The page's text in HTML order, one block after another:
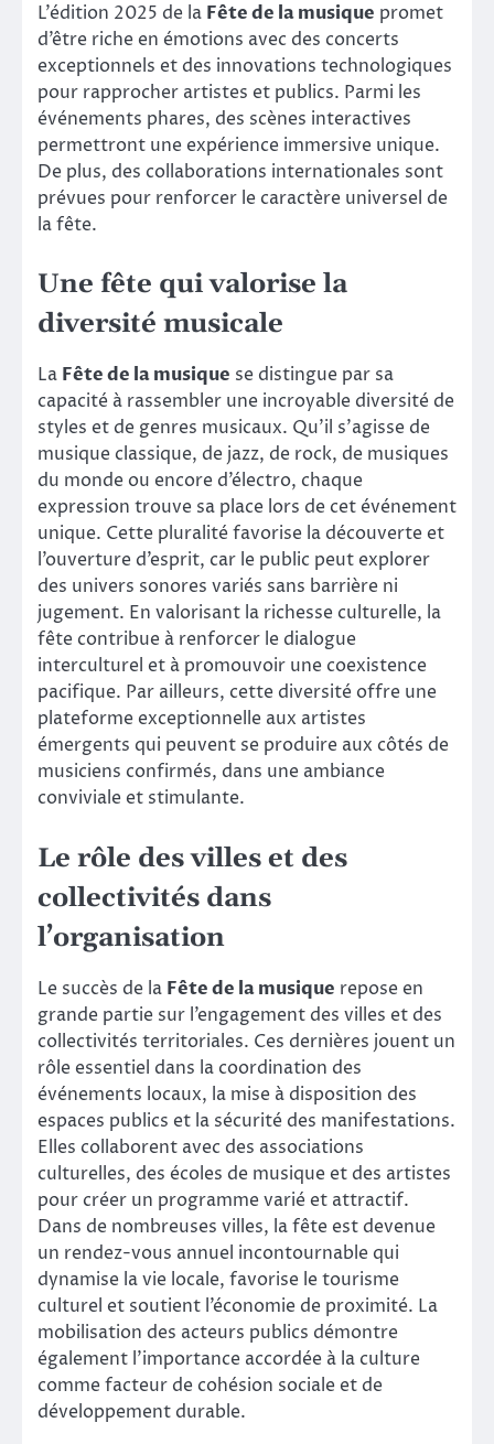
L’édition 2025 de la Fête de la musique promet
d’être riche en émotions avec des concerts
exceptionnels et des innovations technologiques
pour rapprocher artistes et publics. Parmi les
événements phares, des scènes interactives
permettront une expérience immersive unique.
De plus, des collaborations internationales sont
prévues pour renforcer le caractère universel de
la fête.
Une fête qui valorise la
diversité musicale
La Fête de la musique se distingue par sa
capacité à rassembler une incroyable diversité de
styles et de genres musicaux. Qu’il s’agisse de
musique classique, de jazz, de rock, de musiques
du monde ou encore d’électro, chaque
expression trouve sa place lors de cet événement
unique. Cette pluralité favorise la découverte et
l’ouverture d’esprit, car le public peut explorer
des univers sonores variés sans barrière ni
jugement. En valorisant la richesse culturelle, la
fête contribue à renforcer le dialogue
interculturel et à promouvoir une coexistence
pacifique. Par ailleurs, cette diversité offre une
plateforme exceptionnelle aux artistes
émergents qui peuvent se produire aux côtés de
musiciens confirmés, dans une ambiance
conviviale et stimulante.
Le rôle des villes et des
collectivités dans
l’organisation
Le succès de la Fête de la musique repose en
grande partie sur l’engagement des villes et des
collectivités territoriales. Ces dernières jouent un
rôle essentiel dans la coordination des
événements locaux, la mise à disposition des
espaces publics et la sécurité des manifestations.
Elles collaborent avec des associations
culturelles, des écoles de musique et des artistes
pour créer un programme varié et attractif.
Dans de nombreuses villes, la fête est devenue
un rendez-vous annuel incontournable qui
dynamise la vie locale, favorise le tourisme
culturel et soutient l’économie de proximité. La
mobilisation des acteurs publics démontre
également l’importance accordée à la culture
comme facteur de cohésion sociale et de
développement durable.